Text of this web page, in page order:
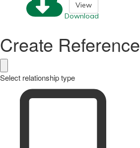
Download
View
Create Reference
Select relationship type